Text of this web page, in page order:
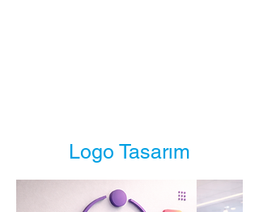
Logo Tasarım